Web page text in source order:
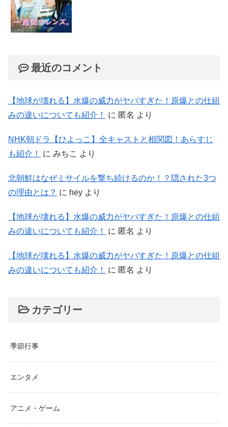
最近のコメント
【地球が壊れる】水爆の威力がヤバすぎた！原爆との仕組
みの違いについても紹介！
に 匿名 より
NHK朝ドラ【ひよっこ】全キャストと相関図！あらすじ
も紹介！
に みちこ より
北朝鮮はなぜミサイルを撃ち続けるのか！？隠された3つ
の理由とは？ に hey より
【地球が壊れる】水爆の威力がヤバすぎた！原爆との仕組
みの違いについても紹介！
に 匿名 より
【地球が壊れる】水爆の威力がヤバすぎた！原爆との仕組
みの違いについても紹介！
に 匿名 より
カテゴリー
季節行事
エンタメ
アニメ・ゲーム